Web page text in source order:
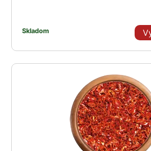
Skladom